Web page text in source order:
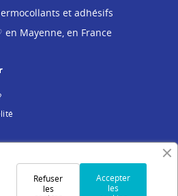
et adhésifs
Mayenne, en France
Accepter
les
Refuser
les